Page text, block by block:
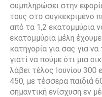
συμπληρώσει στην
τους στο συγκεκριμένο
από τα 1,2 εκατομμύρια
εκατομμύρια μέλη
κατηγορία για σας για να
γιατί να πούμε ότι μια
λάβει τέλος Ιουνίου 300
450, με τέσσερα παιδιά
σημαντική ενίσχυση εν